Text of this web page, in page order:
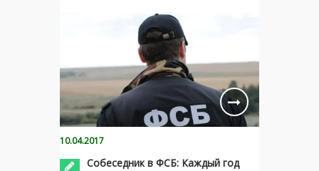
10.04.2017
Собеседник в ФСБ: Каждый год